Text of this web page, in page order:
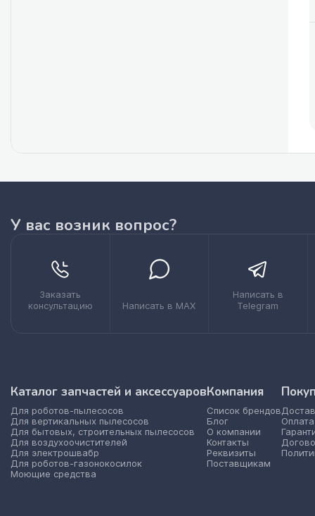
У вас возник вопрос?
Заказать
консультацию
Написать в MAX
Написать в
Telegram
Каталог запчастей и аксессуаров
Для роботов-пылесосов
Для вертикальных пылесосов
Для бытовых, строительных пылесосов
Для воздухоочистителей
Для электрошвабр
Для роботов-газонокосилок
Моющие средства
Компания
Список брендов
Блог
О компании
Контакты
Реквизиты
Поставщикам
Оплата